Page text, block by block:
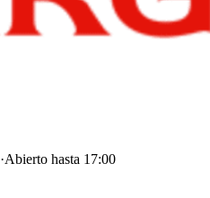
·Abierto hasta 17:00